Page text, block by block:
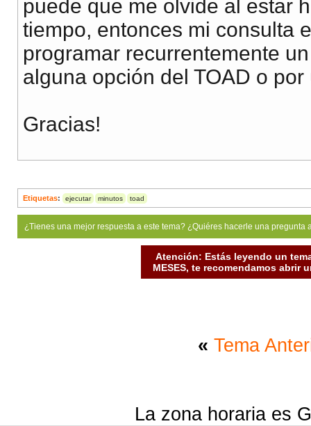
puede que me olvide al estar
tiempo, entonces mi consulta
programar recurrentemente
alguna opción del TOAD o
Gracias!
Etiquetas: ejecutar minutos toad
¿Tienes una mejor respuesta a este tema? ¿Quiéres hacerle una
Atención: Estás leyendo un
MESES, te recomendamos abrir
« Tema
La zona horaria es